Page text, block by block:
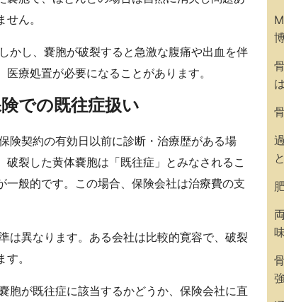
せん。
しかし、嚢胞が破裂すると急激な腹痛や出血を伴
医療処置が必要になることがあります。
での既往症扱い
険契約の有効日以前に診断・治療歴がある場
破裂した黄体嚢胞は「既往症」とみなされるこ
一般的です。この場合、保険会社は治療費の支
は異なります。ある会社は比較的寛容で、破裂
。
胞が既往症に該当するかどうか、保険会社に直